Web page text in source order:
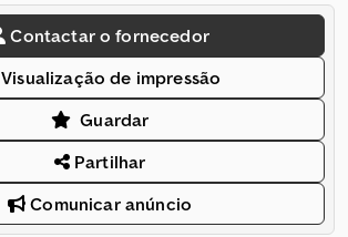
Contactar o fornecedor
Visualização de impressão
Guardar
Partilhar
Comunicar anúncio